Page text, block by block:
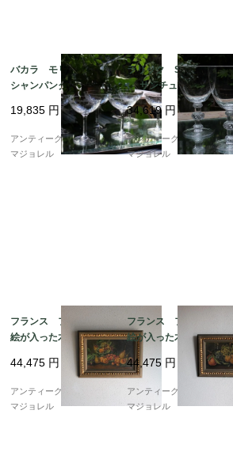
バカラ モリエール
シャンパンクープ 12
5mm 5893
19,835 円
アンティークギャラリー
マジョレル
ラリック Saint Huber
t サンチュベール ワ
イングラス 146mm
7428
34,619 円
アンティークギャラリー
マジョレル
フランス フルーツの
絵が入った木製フレー
ム 1912年 6479_02
44,475 円
アンティークギャラリー
マジョレル
フランス フルーツの
絵が入った木製フレー
ム 1912年 6479_01
44,475 円
アンティークギャラリー
マジョレル